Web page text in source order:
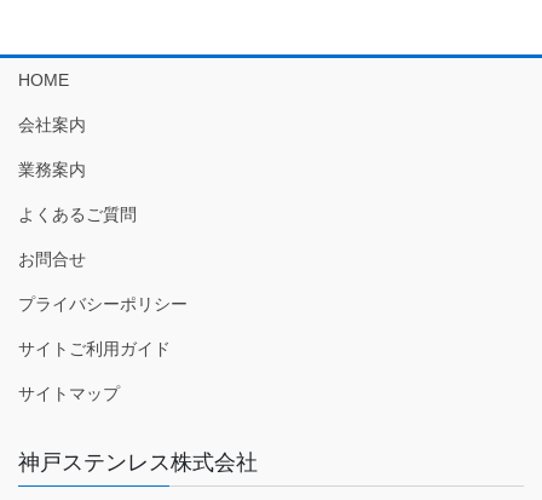
HOME
会社案内
業務案内
よくあるご質問
お問合せ
プライバシーポリシー
サイトご利用ガイド
サイトマップ
神戸ステンレス株式会社